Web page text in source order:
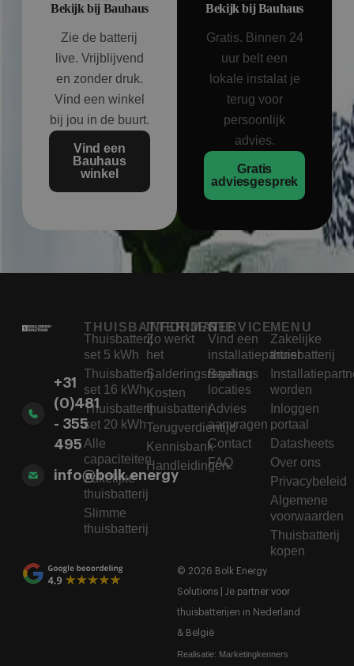
Bekijk bij Bauhaus
Zie de batterij
live. Vrijblijvend
en zonder druk.
Vind een winkel
bij jou in de buurt.
Vind een
Bauhaus
winkel
Bekijk bij Bauhaus
Gratis. Binnen 24
uur belt een
lokale instalat je
terug voor
persoonlijk
advies.
Gratis
adviesgesprek
+31
(0)481
- 355
495
info@bolk.energy
THUISBATTERIJEN
Thuisbatterij
set 5 kWh
Thuisbatterij
set 16 kWh
Thuisbatterij
set 20 kWh
Alle
capaciteiten
Zakelijke
thuisbatterij
Slimme
thuisbatterij
INFORMATIE
Zo werkt
het
Salderingsregeling
Kosten
thuisbatterij
Terugverdientijd
Kennisbank
Handleidingen
SERVICE
Vind een
installatiepartner
Bauhaus
locaties
Advies
aanvragen
Contact
FAQ
MENU
Zakelijke
thuisbatterij
worden
Inloggen
portaal
Datasheets
Over ons
Privacybeleid
Algemene
voorwaarden
Thuisbatterij
kopen
© 2026 Bolk Energy
Solutions | Je partner voor
thuisbatterijen in Nederland
& België
Realisatie: Marketingkenners